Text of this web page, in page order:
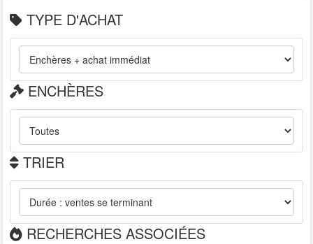
TYPE D'ACHAT
ENCHÈRES
TRIER
RECHERCHES ASSOCIÉES